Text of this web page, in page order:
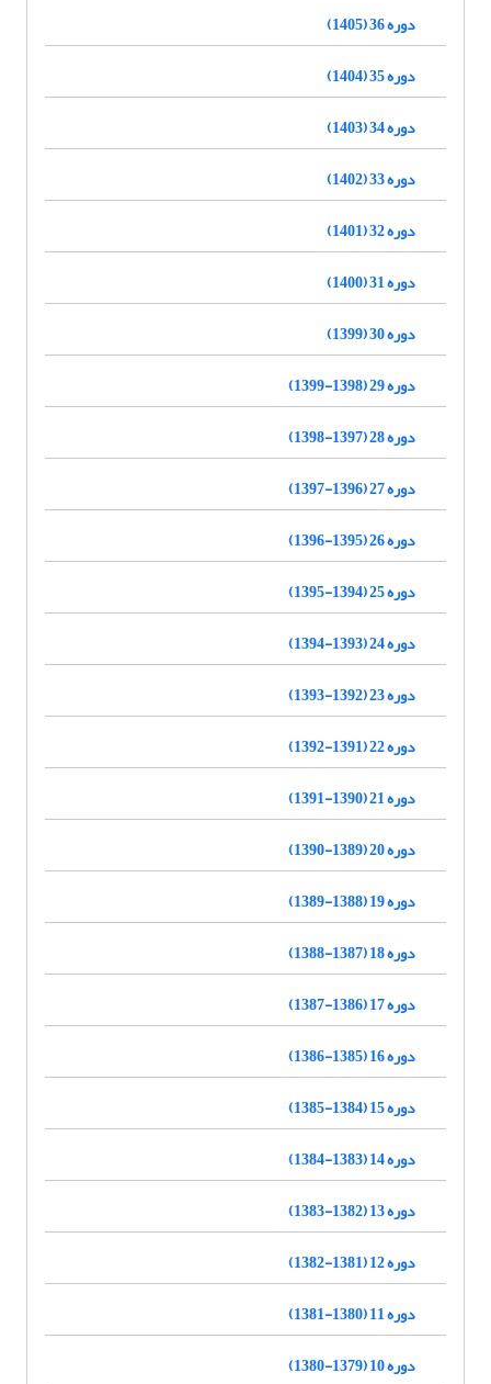
دوره 36 (1405)
دوره 35 (1404)
دوره 34 (1403)
دوره 33 (1402)
دوره 32 (1401)
دوره 31 (1400)
دوره 30 (1399)
دوره 29 (1398-1399)
دوره 28 (1397-1398)
دوره 27 (1396-1397)
دوره 26 (1395-1396)
دوره 25 (1394-1395)
دوره 24 (1393-1394)
دوره 23 (1392-1393)
دوره 22 (1391-1392)
دوره 21 (1390-1391)
دوره 20 (1389-1390)
دوره 19 (1388-1389)
دوره 18 (1387-1388)
دوره 17 (1386-1387)
دوره 16 (1385-1386)
دوره 15 (1384-1385)
دوره 14 (1383-1384)
دوره 13 (1382-1383)
دوره 12 (1381-1382)
دوره 11 (1380-1381)
دوره 10 (1379-1380)